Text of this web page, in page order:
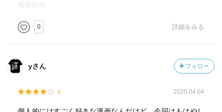
魔窟探検
0 詳細をみる
yさん フォロー
4 2025.04.04